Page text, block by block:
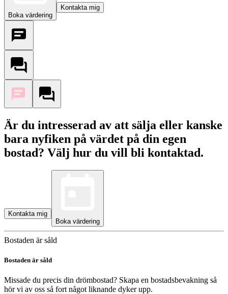
Boka värdering
Kontakta mig
Är du intresserad av att sälja eller kanske
bara nyfiken på värdet på din egen
bostad? Välj hur du vill bli kontaktad.
Kontakta mig
Boka värdering
Bostaden är såld
Bostaden är såld
Missade du precis din drömbostad? Skapa en bostadsbevakning så
hör vi av oss så fort något liknande dyker upp.